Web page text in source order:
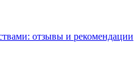
отзывы и рекомендации